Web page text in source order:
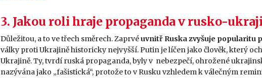
3. Jakou roli hraje propaganda v rusko-
Důležitou, a to ve třech směrech. Zaprvéuvnitř Ruska zvyšuje popularitu
války proti Ukrajině historicky nejvyšší. Putin je líčen jako člověk, který
Ukrajině. Ty, tvrdí ruská propaganda, byly v nebezpečí, ohrožené
nazývána jako „fašistická“, protože to v Rusku vzhledem k válečným